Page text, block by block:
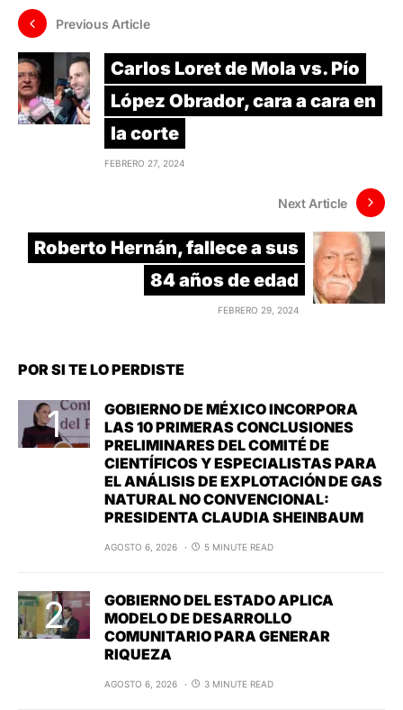
Previous Article
Carlos Loret de Mola vs. Pío
López Obrador, cara a cara en
la corte
FEBRERO 27, 2024
Next Article
Roberto Hernán, fallece a sus
84 años de edad
FEBRERO 29, 2024
POR SI TE LO PERDISTE
GOBIERNO DE MÉXICO INCORPORA
LAS 10 PRIMERAS CONCLUSIONES
PRELIMINARES DEL COMITÉ DE
CIENTÍFICOS Y ESPECIALISTAS PARA
EL ANÁLISIS DE EXPLOTACIÓN DE GAS
NATURAL NO CONVENCIONAL:
PRESIDENTA CLAUDIA SHEINBAUM
AGOSTO 6, 2026 5 MINUTE READ
GOBIERNO DEL ESTADO APLICA
MODELO DE DESARROLLO
COMUNITARIO PARA GENERAR
RIQUEZA
AGOSTO 6, 2026 3 MINUTE READ